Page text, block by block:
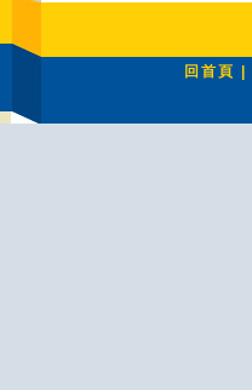
回首頁